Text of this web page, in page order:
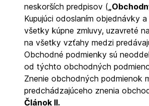
neskorších predpisov (
Kupujúci odoslaním objednávky a
všetky kúpne zmluvy, uzavreté
na všetky vzťahy medzi
Obchodné podmienky sú
od týchto obchodných
Znenie obchodných podmienok
predchádzajúceho znenia
Článok II.